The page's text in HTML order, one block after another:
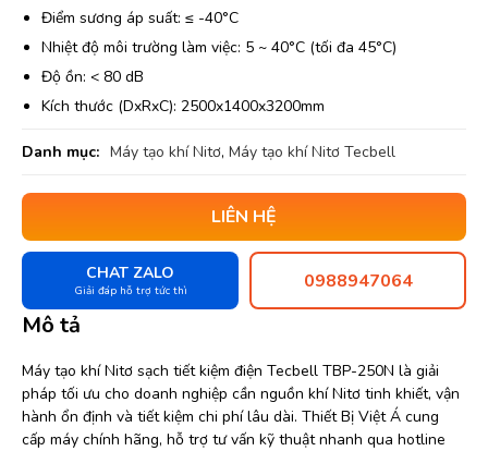
Điểm sương áp suất: ≤ -40°C
Nhiệt độ môi trường làm việc: 5 ~ 40°C (tối đa 45°C)
Độ ồn: < 80 dB
Kích thước (DxRxC): 2500x1400x3200mm
Danh mục: Máy tạo khí Nitơ, Máy tạo khí Nitơ Tecbell
LIÊN HỆ
CHAT ZALO
Giải đáp hỗ trợ tức thì 0988947064
Mô tả
Máy tạo khí Nitơ sạch tiết kiệm điện Tecbell TBP-250N là giải
pháp tối ưu cho doanh nghiệp cần nguồn khí Nitơ tinh khiết, vận
hành ổn định và tiết kiệm chi phí lâu dài. Thiết Bị Việt Á cung
cấp máy chính hãng, hỗ trợ tư vấn kỹ thuật nhanh qua hotline